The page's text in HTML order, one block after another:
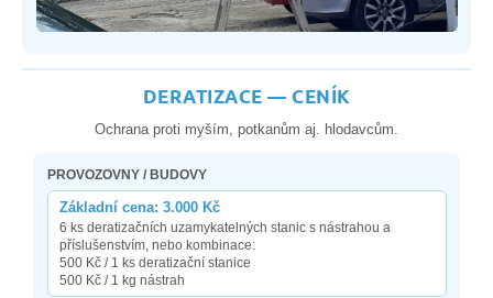
DERATIZACE — CENÍK
Ochrana proti myším, potkanům aj. hlodavcům.
PROVOZOVNY / BUDOVY
Základní cena: 3.000 Kč
6 ks deratizačních uzamykatelných stanic s nástrahou a
příslušenstvím, nebo kombinace:
500 Kč / 1 ks deratizační stanice
500 Kč / 1 kg nástrah